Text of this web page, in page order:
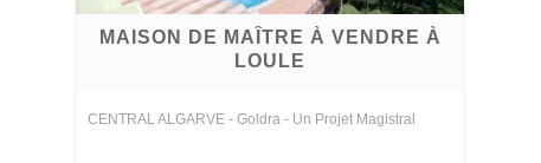
MAISON DE MAÎTRE À VENDRE À
LOULE
CENTRAL ALGARVE - Goldra - Un Projet Magistral